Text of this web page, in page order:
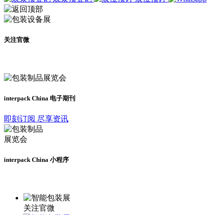
关注官微
interpack China 电子期刊
即刻订阅 尽享资讯
interpack China 小程序
关注官微